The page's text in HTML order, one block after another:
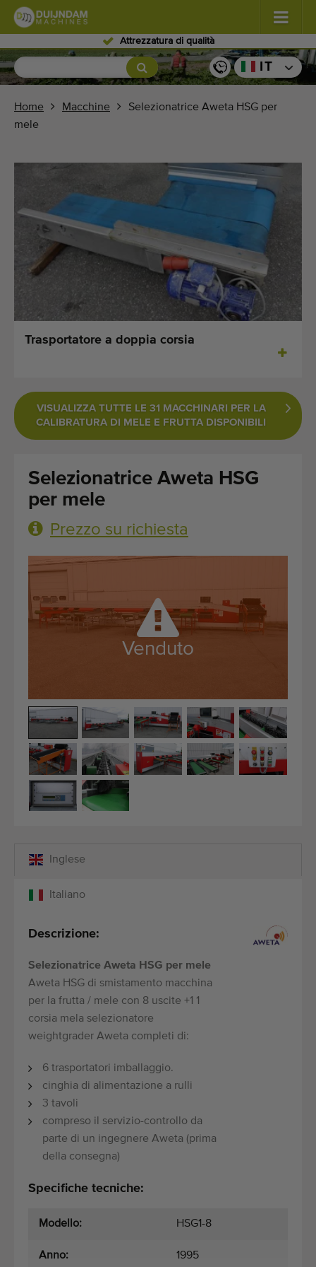
Personale competente
Fiori e piante
Ortaggi in serra
Frutta (336)
Nastri trasportatori (441)
Vendi il tuo macchinario!
Cerca per tipo
Ultime macchine visualizzate
Importare una macchina
Macchine
Chi siamo
FAQ
Contatto
Blog
Attrezzatura di qualità
Dal 1977
IT
Home Macchine
Selezionatrice Aweta HSG per
mele
Trasportatore a doppia corsia
VISUALIZZA TUTTE LE 31 MACCHINARI PER LA
CALIBRATURA DI MELE E FRUTTA DISPONIBILI
Selezionatrice Aweta HSG
per mele
Prezzo su richiesta
Venduto
Italiano
Inglese
Descrizione:
Selezionatrice Aweta HSG per mele
Aweta HSG di smistamento macchina
per la frutta / mele con 8 uscite +1 1
corsia mela selezionatore
weightgrader Aweta completi di:
6 trasportatori imballaggio.
cinghia di alimentazione a rulli
3 tavoli
compreso il servizio-controllo da
parte di un ingegnere Aweta (prima
della consegna)
Specifiche tecniche:
Modello: HSG1-8
Anno: 1995